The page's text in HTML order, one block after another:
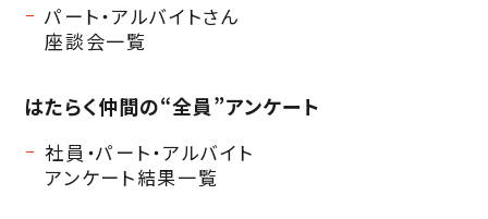
パート・アルバイトさん
座談会一覧
はたらく仲間の“全員”アンケート
社員・パート・アルバイト
アンケート結果一覧